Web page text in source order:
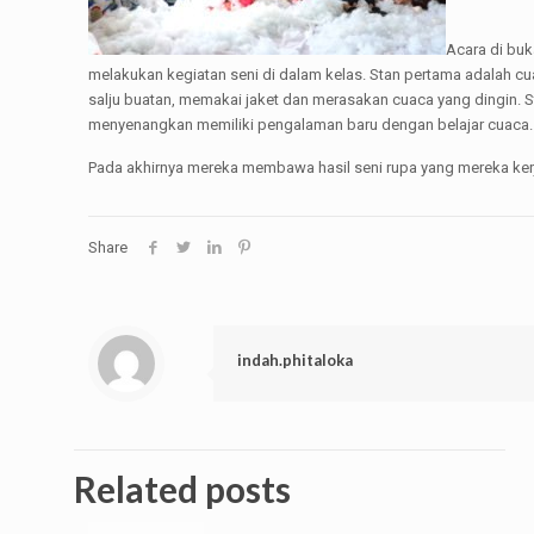
Acara di
melakukan kegiatan seni di dalam kelas. Stan pertama adalah
salju buatan, memakai jaket dan merasakan cuaca yang
menyenangkan memiliki pengalaman baru dengan belajar
Pada akhirnya mereka membawa hasil seni rupa yang mereka
Share
indah.phitaloka
Related posts